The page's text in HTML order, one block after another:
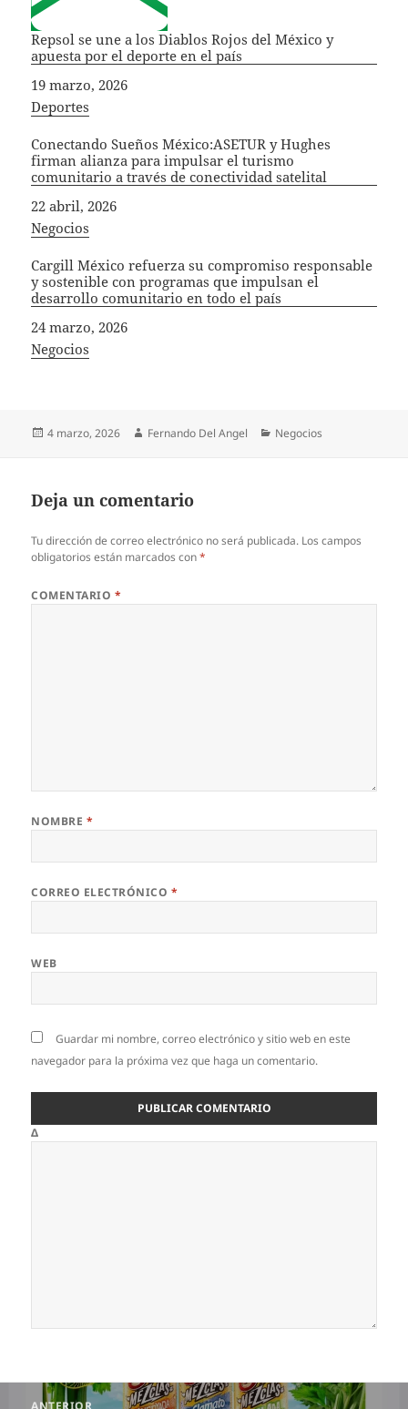
Repsol se une a los Diablos Rojos del México y
apuesta por el deporte en el país
Fecha
19 marzo, 2026
In relation to
Deportes
Conectando Sueños México:ASETUR y Hughes
firman alianza para impulsar el turismo
comunitario a través de conectividad satelital
Fecha
22 abril, 2026
In relation to
Negocios
Cargill México refuerza su compromiso responsable
y sostenible con programas que impulsan el
desarrollo comunitario en todo el país
Fecha
24 marzo, 2026
In relation to
Negocios
Publicado
4 marzo, 2026 Autor
Fernando Del Angel Categorías
Negocios
Deja un comentario
Tu dirección de correo electrónico no será publicada. Los campos
obligatorios están marcados con*
COMENTARIO *
NOMBRE *
CORREO ELECTRÓNICO *
WEB
Guardar mi nombre, correo electrónico y sitio web en este
navegador para la próxima vez que haga un comentario.
Δ
Navegación